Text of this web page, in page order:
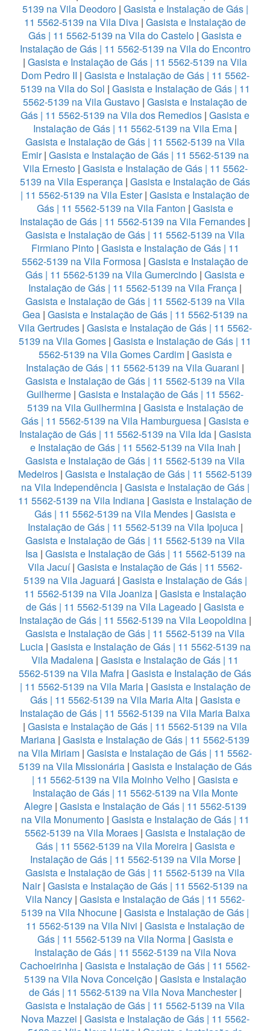
5139 na Vila Deodoro| Gasista e Instalação de Gás |
11 5562-5139 na Vila Diva | Gasista e Instalação de
Gás | 11 5562-5139 na Vila do Castelo | Gasista e
Instalação de Gás | 11 5562-5139 na Vila do Encontro
| Gasista e Instalação de Gás | 11 5562-5139 na Vila
Dom Pedro II | Gasista e Instalação de Gás | 11 5562-
5139 na Vila do Sol | Gasista e Instalação de Gás | 11
5562-5139 na Vila Gustavo | Gasista e Instalação de
Gás | 11 5562-5139 na Vila dos Remedios | Gasista e
Instalação de Gás | 11 5562-5139 na Vila Ema |
Gasista e Instalação de Gás | 11 5562-5139 na Vila
Emir| Gasista e Instalação de Gás | 11 5562-5139 na
Vila Ernesto| Gasista e Instalação de Gás | 11 5562-
5139 na Vila Esperança | Gasista e Instalação de Gás
| 11 5562-5139 na Vila Ester| Gasista e Instalação de
Gás | 11 5562-5139 na Vila Fanton | Gasista e
Instalação de Gás | 11 5562-5139 na Vila Fernandes |
Gasista e Instalação de Gás | 11 5562-5139 na Vila
Firmiano Pinto| Gasista e Instalação de Gás | 11
5562-5139 na Vila Formosa | Gasista e Instalação de
Gás | 11 5562-5139 na Vila Gumercindo | Gasista e
Instalação de Gás | 11 5562-5139 na Vila França |
Gasista e Instalação de Gás | 11 5562-5139 na Vila
Gea | Gasista e Instalação de Gás | 11 5562-5139 na
Vila Gertrudes | Gasista e Instalação de Gás | 11 5562-
5139 na Vila Gomes | Gasista e Instalação de Gás | 11
5562-5139 na Vila Gomes Cardim| Gasista e
Instalação de Gás | 11 5562-5139 na Vila Guarani |
Gasista e Instalação de Gás | 11 5562-5139 na Vila
Guilherme | Gasista e Instalação de Gás | 11 5562-
5139 na Vila Guilhermina| Gasista e Instalação de
Gás | 11 5562-5139 na Vila Hamburguesa | Gasista e
Instalação de Gás | 11 5562-5139 na Vila Ida| Gasista
e Instalação de Gás | 11 5562-5139 na Vila Inah |
Gasista e Instalação de Gás | 11 5562-5139 na Vila
Medeiros | Gasista e Instalação de Gás | 11 5562-5139
na Vila Independência| Gasista e Instalação de Gás |
11 5562-5139 na Vila Indiana | Gasista e Instalação de
Gás | 11 5562-5139 na Vila Mendes | Gasista e
Instalação de Gás | 11 5562-5139 na Vila Ipojuca|
Gasista e Instalação de Gás | 11 5562-5139 na Vila
Isa| Gasista e Instalação de Gás | 11 5562-5139 na
Vila Jacuí| Gasista e Instalação de Gás | 11 5562-
5139 na Vila Jaguará| Gasista e Instalação de Gás |
11 5562-5139 na Vila Joaniza| Gasista e Instalação
de Gás | 11 5562-5139 na Vila Lageado | Gasista e
Instalação de Gás | 11 5562-5139 na Vila Leopoldina|
Gasista e Instalação de Gás | 11 5562-5139 na Vila
Lucia| Gasista e Instalação de Gás | 11 5562-5139 na
Vila Madalena | Gasista e Instalação de Gás | 11
5562-5139 na Vila Mafra | Gasista e Instalação de Gás
| 11 5562-5139 na Vila Maria| Gasista e Instalação de
Gás | 11 5562-5139 na Vila Maria Alta| Gasista e
Instalação de Gás | 11 5562-5139 na Vila Maria Baixa
| Gasista e Instalação de Gás | 11 5562-5139 na Vila
Mariana | Gasista e Instalação de Gás | 11 5562-5139
na Vila Miriam | Gasista e Instalação de Gás | 11 5562-
5139 na Vila Missionária| Gasista e Instalação de Gás
| 11 5562-5139 na Vila Moinho Velho | Gasista e
Instalação de Gás | 11 5562-5139 na Vila Monte
Alegre| Gasista e Instalação de Gás | 11 5562-5139
na Vila Monumento| Gasista e Instalação de Gás | 11
5562-5139 na Vila Moraes | Gasista e Instalação de
Gás | 11 5562-5139 na Vila Moreira| Gasista e
Instalação de Gás | 11 5562-5139 na Vila Morse|
Gasista e Instalação de Gás | 11 5562-5139 na Vila
Nair| Gasista e Instalação de Gás | 11 5562-5139 na
Vila Nancy | Gasista e Instalação de Gás | 11 5562-
5139 na Vila Nhocune | Gasista e Instalação de Gás |
11 5562-5139 na Vila Nivi | Gasista e Instalação de
Gás | 11 5562-5139 na Vila Norma| Gasista e
Instalação de Gás | 11 5562-5139 na Vila Nova
Cachoeirinha | Gasista e Instalação de Gás | 11 5562-
5139 na Vila Nova Conceição| Gasista e Instalação
de Gás | 11 5562-5139 na Vila Nova Manchester|
Gasista e Instalação de Gás | 11 5562-5139 na Vila
Nova Mazzei | Gasista e Instalação de Gás | 11 5562-